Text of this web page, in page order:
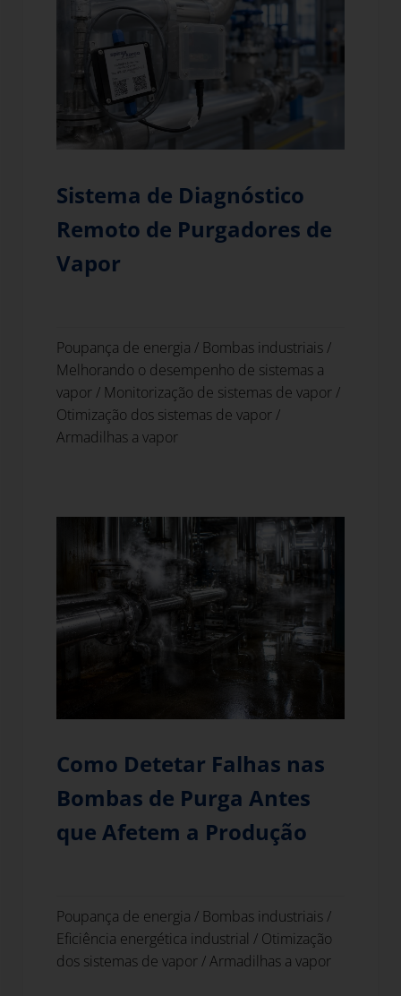
Sistema de Diagnóstico
Remoto de Purgadores de
Vapor
Poupança de energia / Bombas industriais/
Melhorando o desempenho de sistemas a
vapor/ Monitorização de sistemas de vapor/
Otimização dos sistemas de vapor/
Armadilhas a vapor
Como Detetar Falhas nas
Bombas de Purga Antes
que Afetem a Produção
Poupança de energia / Bombas industriais/
Eficiência energética industrial / Otimização
dos sistemas de vapor/Armadilhas a vapor